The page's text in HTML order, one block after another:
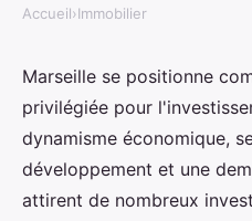
Investissement
marseille : les 5
privilégier
Noa•24 octobre 2024• 3 min
Accueil›Immobilier
Marseille se positionne
privilégiée pour
dynamisme économique,
développement et une
attirent de nombreux